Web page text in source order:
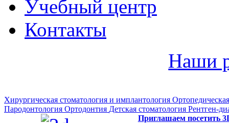
Учебный центр
Контакты
Наши
Хирургическая стоматология и имплантология
Пародонтология Ортодонтия Детская стоматология Рентген-
Приглашаем посетить